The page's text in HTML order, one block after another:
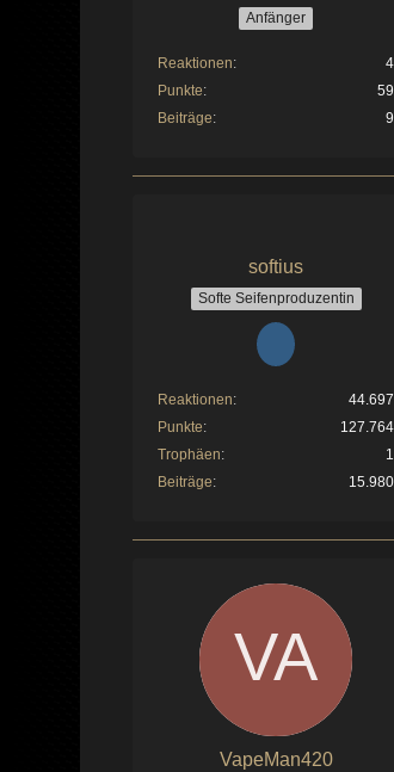
Anfänger
Reaktionen
4
Punkte
59
Beiträge
9
softius
Softe Seifenproduzentin
Reaktionen
44.697
Punkte
127.764
Trophäen
1
Beiträge
15.980
VapeMan420